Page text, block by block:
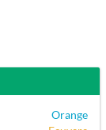
Orange